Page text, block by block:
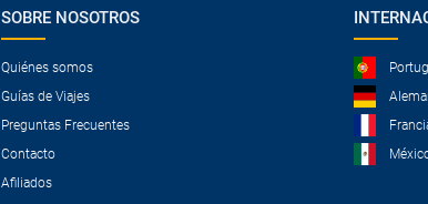
SOBRE NOSOTROS
Quiénes somos
Guías de Viajes
Preguntas Frecuentes
Contacto
Afiliados